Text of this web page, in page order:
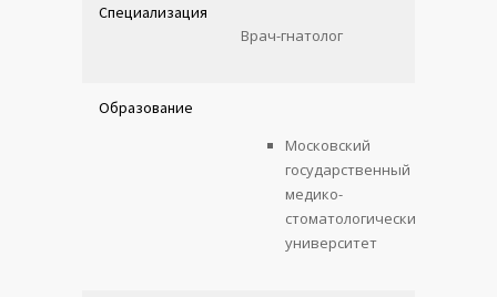
Специализация
Врач-гнатолог
Образование
Московский
государственный
медико-
стоматологический
университет